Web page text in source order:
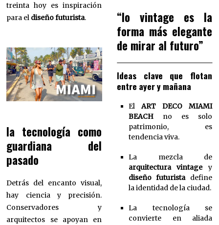
treinta hoy es inspiración
para el diseño futurista.
la tecnología como
guardiana del
pasado
Detrás del encanto visual,
hay ciencia y precisión.
Conservadores y
arquitectos se apoyan en
“lo vintage es la
forma más elegante
de mirar al futuro”
Ideas clave que flotan
entre ayer y mañana
ElART DECO MIAMI
BEACH no es solo
patrimonio, es
tendencia viva.
La mezcla de
arquitectura vintagey
diseño futuristadefine
la identidad de la ciudad.
La tecnología se
convierte en aliada